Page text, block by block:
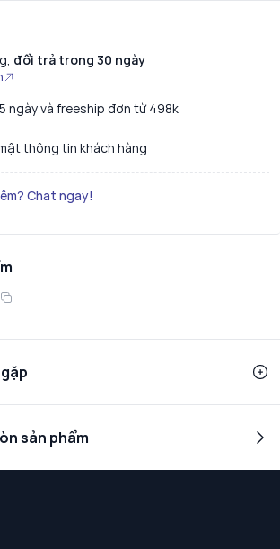
đổi trả trong 30 ngày
ngày và freeship đơn từ 498k
thông tin khách hàng
Chat ngay!
sản phẩm